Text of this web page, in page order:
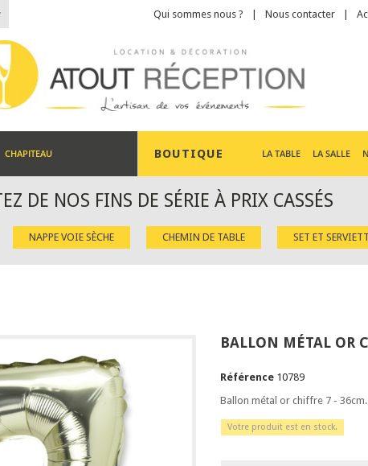
Qui sommes nous ? Nous contacter
CHAPITEAU BOUTIQUE LA TABLE LA SALLE
DE NOS FINS DE SÉRIE À PRIX CASSÉS
NAPPE VOIE SÈCHE CHEMIN DE TABLE SET ET
BALLON MÉTAL OR
Référence 10789
Ballon métal or chiffre 7 - 36cm.
Votre produit est en stock.